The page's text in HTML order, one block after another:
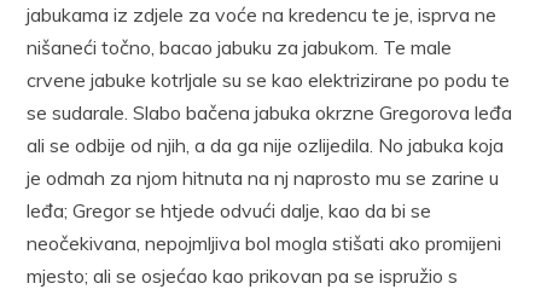
jabukama iz zdjele za voće na kredencu te je, isprva ne
nišaneći točno, bacao jabuku za jabukom. Te male
crvene jabuke kotrljale su se kao elektrizirane po podu te
se sudarale. Slabo bačena jabuka okrzne Gregorova leđa
ali se odbije od njih, a da ga nije ozlijedila. No jabuka koja
je odmah za njom hitnuta na nj naprosto mu se zarine u
leđa; Gregor se htjede odvući dalje, kao da bi se
neočekivana, nepojmljiva bol mogla stišati ako promijeni
mjesto; ali se osjećao kao prikovan pa se ispružio s